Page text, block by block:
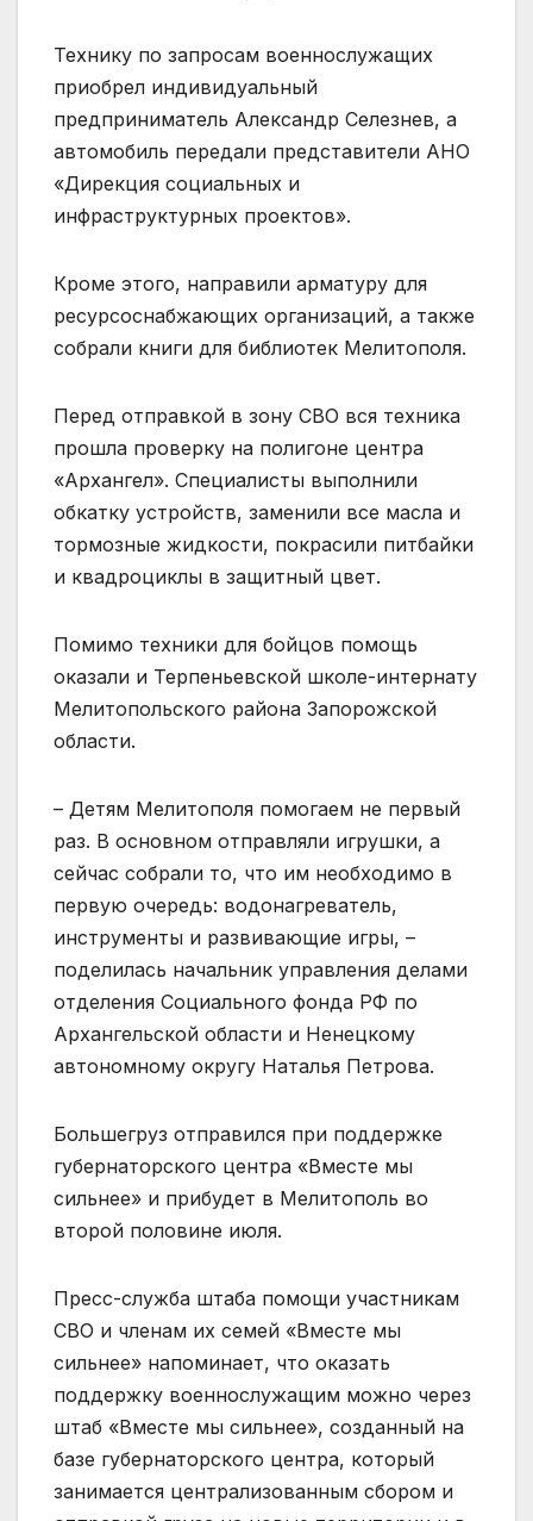
Технику по запросам военнослужащих
приобрел индивидуальный
предприниматель Александр Селезнев, а
автомобиль передали представители АНО
«Дирекция социальных и
инфраструктурных проектов».
Кроме этого, направили арматуру для
ресурсоснабжающих организаций, а также
собрали книги для библиотек Мелитополя.
Перед отправкой в зону СВО вся техника
прошла проверку на полигоне центра
«Архангел». Специалисты выполнили
обкатку устройств, заменили все масла и
тормозные жидкости, покрасили питбайки
и квадроциклы в защитный цвет.
Помимо техники для бойцов помощь
оказали и Терпеньевской школе-интернату
Мелитопольского района Запорожской
области.
– Детям Мелитополя помогаем не первый
раз. В основном отправляли игрушки, а
сейчас собрали то, что им необходимо в
первую очередь: водонагреватель,
инструменты и развивающие игры, –
поделилась начальник управления делами
отделения Социального фонда РФ по
Архангельской области и Ненецкому
автономному округу Наталья Петрова.
Большегруз отправился при поддержке
губернаторского центра «Вместе мы
сильнее» и прибудет в Мелитополь во
второй половине июля.
Пресс-служба штаба помощи участникам
СВО и членам их семей «Вместе мы
сильнее» напоминает, что оказать
поддержку военнослужащим можно через
штаб «Вместе мы сильнее», созданный на
базе губернаторского центра, который
занимается централизованным сбором и